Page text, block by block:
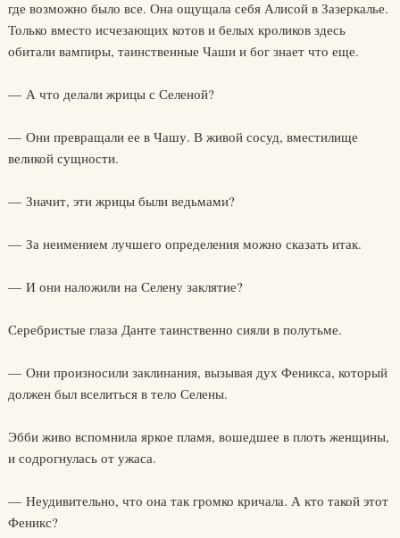
где возможно было все. Она ощущала себя Алисой в Зазеркалье.
Только вместо исчезающих котов и белых кроликов здесь
обитали вампиры, таинственные Чаши и бог знает что еще.
— А что делали жрицы с Селеной?
— Они превращали ее в Чашу. В живой сосуд, вместилище
великой сущности.
— Значит, эти жрицы были ведьмами?
— За неимением лучшего определения можно сказать итак.
— И они наложили на Селену заклятие?
Серебристые глаза Данте таинственно сияли в полутьме.
— Они произносили заклинания, вызывая дух Феникса, который
должен был вселиться в тело Селены.
Эбби живо вспомнила яркое пламя, вошедшее в плоть женщины,
и содрогнулась от ужаса.
— Неудивительно, что она так громко кричала. А кто такой этот
Феникс?